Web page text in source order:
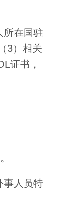
所在国驻
3）相关
证书，
事人员特